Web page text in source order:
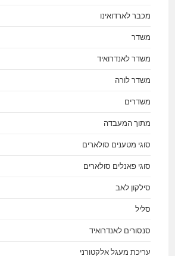
מכבר לארדואינו
משדר
משדר לאנדרואיד
משדר לורה
משדרים
מתוך המעבדה
סוגי מטענים סולארים
סוגי פאנלים סולארים
סילקון לאב
סליל
סנסורים לאנדרואיד
עריכת מעגל אלקטורני